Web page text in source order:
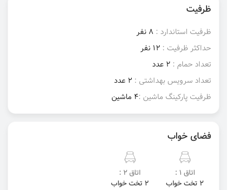
ظرفیت
ظرفیت استاندارد : 8 نفر
حداکثر ظرفیت : 12 نفر
تعداد حمام : 2 عدد
تعداد سرویس بهداشتی : 2 عدد
ظرفیت پارکینگ ماشین :4 ماشین
فضای خواب
اتاق 1 :
2 تخت خواب
اتاق 2 :
2 تخت خواب